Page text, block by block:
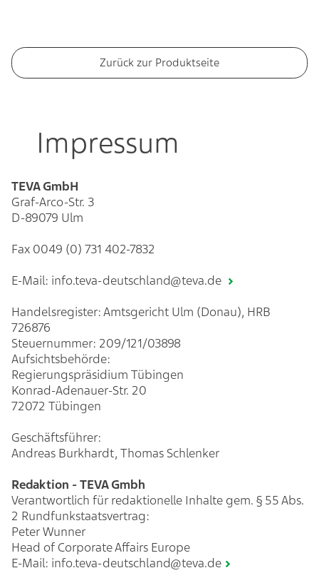
Zurück zur Produktseite
Impressum
TEVA GmbH
Graf-Arco-Str. 3
D-89079 Ulm
Fax 0049 (0) 731 402-7832
E-Mail: info.teva-deutschland@teva.de
Handelsregister: Amtsgericht Ulm (Donau), HRB
726876
Steuernummer: 209/121/03898
Aufsichtsbehörde:
Regierungspräsidium Tübingen
Konrad-Adenauer-Str. 20
72072 Tübingen
Geschäftsführer:
Andreas Burkhardt, Thomas Schlenker
Redaktion - TEVA Gmbh
Verantwortlich für redaktionelle Inhalte gem. § 55 Abs.
2 Rundfunkstaatsvertrag:
Peter Wunner
Head of Corporate Affairs Europe
E-Mail: info.teva-deutschland@teva.de